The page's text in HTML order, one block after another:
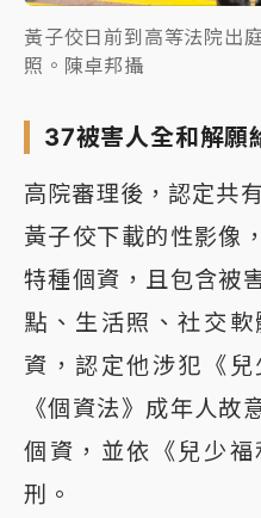
黃子佼日前到高等法院出
照。陳卓邦攝
37被害人全和解願
高院審理後，認定共
黃子佼下載的性影像
特種個資，且包含被
點、生活照、社交
資，認定他涉犯《
《個資法》成年人故
個資，並依《兒少
刑。